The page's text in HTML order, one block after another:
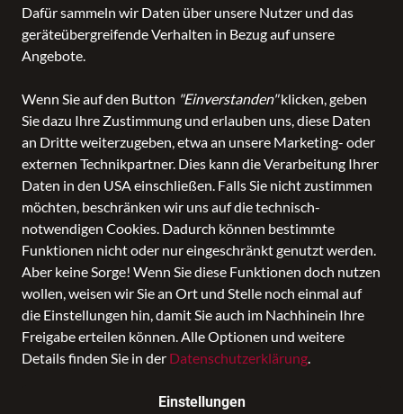
Dafür sammeln wir Daten über unsere Nutzer und das
geräteübergreifende Verhalten in Bezug auf unsere
Angebote.
Wenn Sie auf den Button "Einverstanden"klicken, geben
Sie dazu Ihre Zustimmung und erlauben uns, diese Daten
an Dritte weiterzugeben, etwa an unsere Marketing- oder
externen Technikpartner. Dies kann die Verarbeitung Ihrer
Daten in den USA einschließen. Falls Sie nicht zustimmen
möchten, beschränken wir uns auf die technisch-
notwendigen Cookies. Dadurch können bestimmte
Funktionen nicht oder nur eingeschränkt genutzt werden.
Aber keine Sorge! Wenn Sie diese Funktionen doch nutzen
wollen, weisen wir Sie an Ort und Stelle noch einmal auf
die Einstellungen hin, damit Sie auch im Nachhinein Ihre
Freigabe erteilen können. Alle Optionen und weitere
Details finden Sie in der Datenschutzerklärung.
Einstellungen
Alle Produkte
ALLE FILTER
SALE Altersgruppe Farbe
91 Produkte